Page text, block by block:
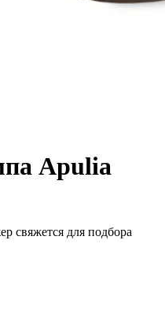
Apulia
свяжется для подбора